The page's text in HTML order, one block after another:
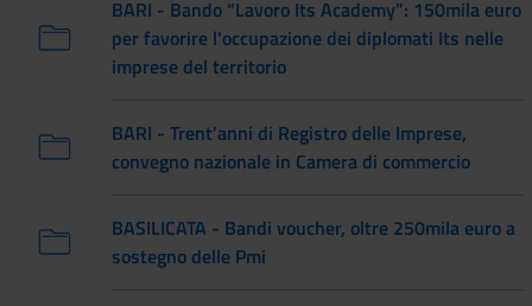
BARI - Bando “Lavoro Its Academy”: 150mila euro
per favorire l’occupazione dei diplomati Its nelle
imprese del territorio
BARI - Trent’anni di Registro delle Imprese,
convegno nazionale in Camera di commercio
BASILICATA - Bandi voucher, oltre 250mila euro a
sostegno delle Pmi